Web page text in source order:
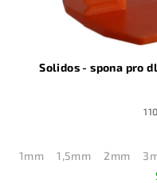
Solidos - spona pro
1mm 1,5mm 2mm